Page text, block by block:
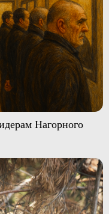
Нагорного